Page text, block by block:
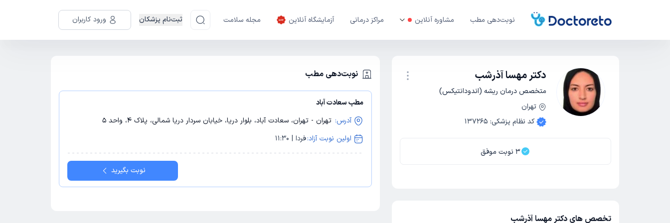
نوبت‌دهی مطب مشاوره آنلاین مراکز درمانی آزمایشگاه آنلاین مجله سلامت ثبت‌نام پزشکان ورود کاربران
دکتر مهسا آذرشب
متخصص درمان ریشه (اندودانتیکس)
تهران
کد نظام پزشکی:
137265
3 نوبت موفق
نوبت‌دهی مطب
مطب سعادت آباد
آدرس: تهران - تهران، سعادت آباد، بلوار دریا، خیابان سردار دریا شمالی، پلاک 4، واحد 5
اولین نوبت آزاد:فردا | 11:30
نوبت بگیرید
تخصص های دکتر مهسا آذرشب